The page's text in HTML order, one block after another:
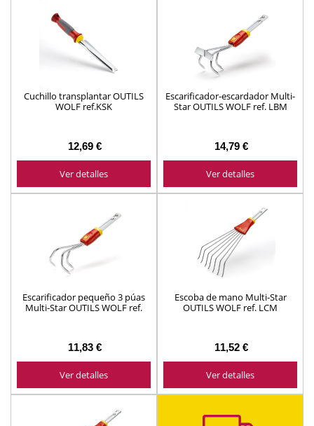
Cuchillo transplantar OUTILS
WOLF ref.KSK
12,69 €
Ver detalles
Escarificador-escardador Multi-
Star OUTILS WOLF ref. LBM
14,79 €
Ver detalles
Escarificador pequeño 3 púas
Multi-Star OUTILS WOLF ref.
11,83 €
Ver detalles
Escoba de mano Multi-Star
OUTILS WOLF ref. LCM
11,52 €
Ver detalles